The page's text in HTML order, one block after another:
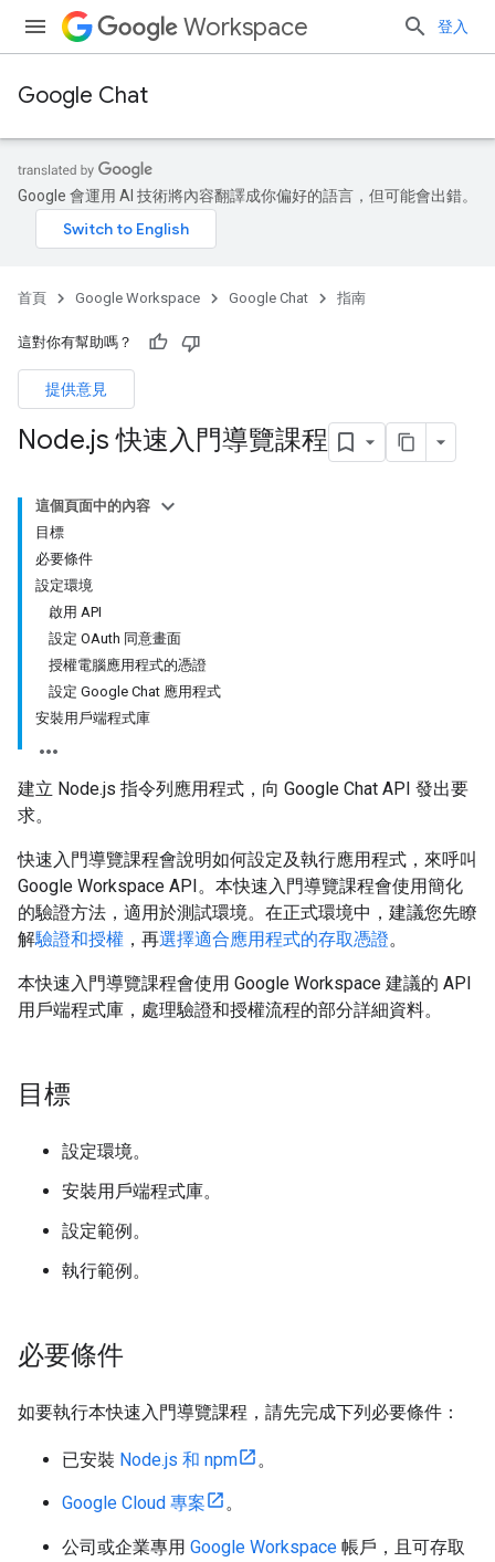
Workspace 登入
Google Chat
Google 會運用 AI 技術將內容翻譯成你偏好的語言，但可能會出錯。
首頁 Google Workspace Google Chat 指南
這對你有幫助嗎？
提供意見
Node.js 快速入門導覽課程
這個頁面中的內容
目標
必要條件
設定環境
啟用 API
設定 OAuth 同意畫面
授權電腦應用程式的憑證
設定 Google Chat 應用程式
安裝用戶端程式庫
建立 Node.js 指令列應用程式，向 Google Chat API 發出要
求。
快速入門導覽課程會說明如何設定及執行應用程式，來呼叫
Google Workspace API。本快速入門導覽課程會使用簡化
的驗證方法，適用於測試環境。在正式環境中，建議您先瞭
解驗證和授權 ，再選擇適合應用程式的存取憑證。
本快速入門導覽課程會使用 Google Workspace 建議的 API
用戶端程式庫，處理驗證和授權流程的部分詳細資料。
目標
設定環境。
安裝用戶端程式庫。
設定範例。
執行範例。
必要條件
如要執行本快速入門導覽課程，請先完成下列必要條件：
已安裝 Node.js 和 npm 。
Google Cloud 專案 。
公司或企業專用 Google Workspace 帳戶，且可存取